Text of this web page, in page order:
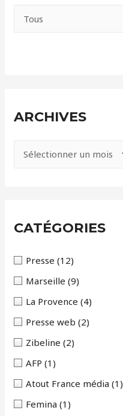
ARCHIVES
e
s
CATÉGORIES
Presse(12)
Marseille(9)
La Provence(4)
Presse web(2)
Zibeline(2)
AFP(1)
Atout France média(1)
Femina(1)